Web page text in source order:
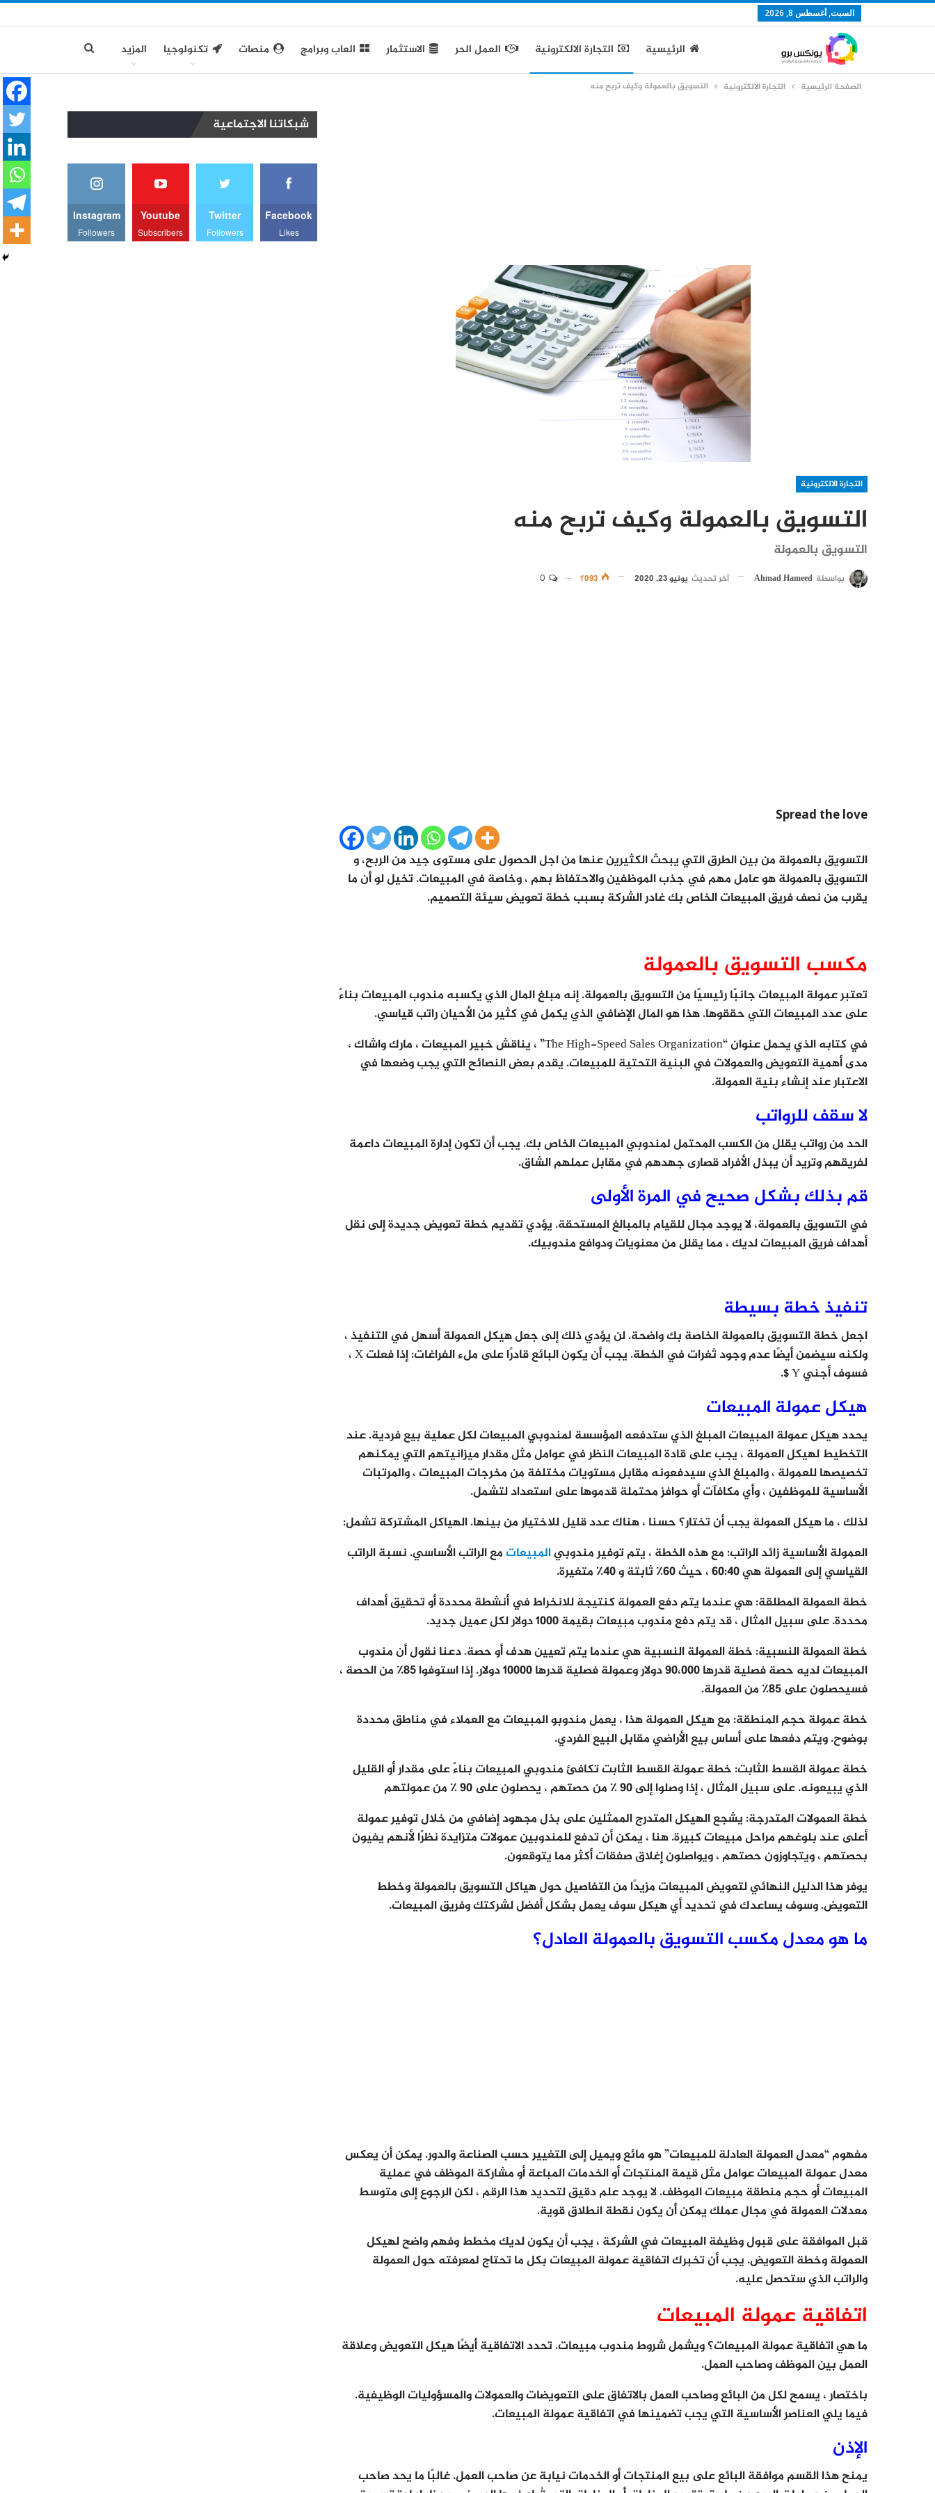
السبت, أغسطس 8, 2026
الرئيسية التجارة الالكترونية العمل الحر الاستثمار العاب وبرامج منصات تكنولوجيا المزيد
الصفحة الرئيسية التجارة الالكترونية التسويق بالعمولة وكيف تربح منه
التجارة الالكترونية
التسويق بالعمولة وكيف تربح منه
التسويق بالعمولة
بواسطة Ahmad Hameed آخر تحديث يونيو 23, 2020
Spread the love
التسويق بالعمولة من بين الطرق التي يبحث الكثيرين عنها من اجل الحصول على مستوى جيد من الربح، و
التسويق بالعمولة هو عامل مهم في جذب الموظفين والاحتفاظ بهم ، وخاصة في المبيعات. تخيل لو أن ما
يقرب من نصف فريق المبيعات الخاص بك غادر الشركة بسبب خطة تعويض سيئة التصميم.
مكسب التسويق بالعمولة
تعتبر عمولة المبيعات جانبًا رئيسيًا من التسويق بالعمولة. إنه مبلغ المال الذي يكسبه مندوب المبيعات بناءً
على عدد المبيعات التي حققوها. هذا هو المال الإضافي الذي يكمل في كثير من الأحيان راتب قياسي.
في كتابه الذي يحمل عنوان “The High-Speed ​​Sales Organization” ، يناقش خبير المبيعات ، مارك واشاك ،
مدى أهمية التعويض والعمولات في البنية التحتية للمبيعات. يقدم بعض النصائح التي يجب وضعها في
الاعتبار عند إنشاء بنية العمولة.
لا سقف للرواتب
الحد من رواتب يقلل من الكسب المحتمل لمندوبي المبيعات الخاص بك. يجب أن تكون إدارة المبيعات داعمة
لفريقهم وتريد أن يبذل الأفراد قصارى جهدهم في مقابل عملهم الشاق.
قم بذلك بشكل صحيح في المرة الأولى
في التسويق بالعمولة، لا يوجد مجال للقيام بالمبالغ المستحقة. يؤدي تقديم خطة تعويض جديدة إلى نقل
أهداف فريق المبيعات لديك ، مما يقلل من معنويات ودوافع مندوبيك.
تنفيذ خطة بسيطة
اجعل خطة التسويق بالعمولة الخاصة بك واضحة. لن يؤدي ذلك إلى جعل هيكل العمولة أسهل في التنفيذ ،
ولكنه سيضمن أيضًا عدم وجود ثغرات في الخطة. يجب أن يكون البائع قادرًا على ملء الفراغات: إذا فعلت X ،
فسوف أجني Y $.
هيكل عمولة المبيعات
يحدد هيكل عمولة المبيعات المبلغ الذي ستدفعه المؤسسة لمندوبي المبيعات لكل عملية بيع فردية. عند
التخطيط لهيكل العمولة ، يجب على قادة المبيعات النظر في عوامل مثل مقدار ميزانيتهم ​​التي يمكنهم
تخصيصها للعمولة ، والمبلغ الذي سيدفعونه مقابل مستويات مختلفة من مخرجات المبيعات ، والمرتبات
الأساسية للموظفين ، وأي مكافآت أو حوافز محتملة قدموها على استعداد لتشمل.
لذلك ، ما هيكل العمولة يجب أن تختار؟ حسنا ، هناك عدد قليل للاختيار من بينها. الهياكل المشتركة تشمل:
العمولة الأساسية زائد الراتب: مع هذه الخطة ، يتم توفير مندوبيالمبيعاتمع الراتب الأساسي. نسبة الراتب
القياسي إلى العمولة هي 60:40 ، حيث 60٪ ثابتة و 40٪ متغيرة.
خطة العمولة المطلقة: هي عندما يتم دفع العمولة كنتيجة للانخراط في أنشطة محددة أو تحقيق أهداف
محددة. على سبيل المثال ، قد يتم دفع مندوب مبيعات بقيمة 1000 دولار لكل عميل جديد.
خطة العمولة النسبية: خطة العمولة النسبية هي عندما يتم تعيين هدف أو حصة. دعنا نقول أن مندوب
المبيعات لديه حصة فصلية قدرها 90،000 دولار وعمولة فصلية قدرها 10000 دولار. إذا استوفوا 85٪ من الحصة ،
فسيحصلون على 85٪ من العمولة.
خطة عمولة حجم المنطقة: مع هيكل العمولة هذا ، يعمل مندوبو المبيعات مع العملاء في مناطق محددة
بوضوح. ويتم دفعها على أساس بيع الأراضي مقابل البيع الفردي.
خطة عمولة القسط الثابت: خطة عمولة القسط الثابت تكافئ مندوبي المبيعات بناءً على مقدار أو القليل
الذي يبيعونه. على سبيل المثال ، إذا وصلوا إلى 90 ٪ من حصتهم ، يحصلون على 90 ٪ من عمولتهم
خطة العمولات المتدرجة: يشجع الهيكل المتدرج الممثلين على بذل مجهود إضافي من خلال توفير عمولة
أعلى عند بلوغهم مراحل مبيعات كبيرة. هنا ، يمكن أن تدفع للمندوبين عمولات متزايدة نظرًا لأنهم يفيون
بحصتهم ، ويتجاوزون حصتهم ، ويواصلون إغلاق صفقات أكثر مما يتوقعون.
يوفر هذا الدليل النهائي لتعويض المبيعات مزيدًا من التفاصيل حول هياكل التسويق بالعمولة وخطط
التعويض. وسوف يساعدك في تحديد أي هيكل سوف يعمل بشكل أفضل لشركتك وفريق المبيعات.
ما هو معدل مكسب التسويق بالعمولة العادل؟
مفهوم “معدل العمولة العادلة للمبيعات” هو مائع ويميل إلى التغيير حسب الصناعة والدور. يمكن أن يعكس
معدل عمولة المبيعات عوامل مثل قيمة المنتجات أو الخدمات المباعة أو مشاركة الموظف في عملية
المبيعات أو حجم منطقة مبيعات الموظف. لا يوجد علم دقيق لتحديد هذا الرقم ، لكن الرجوع إلى متوسط ​​
معدلات العمولة في مجال عملك يمكن أن يكون نقطة انطلاق قوية.
قبل الموافقة على قبول وظيفة المبيعات في الشركة ، يجب أن يكون لديك مخطط وفهم واضح لهيكل
العمولة وخطة التعويض. يجب أن تخبرك اتفاقية عمولة المبيعات بكل ما تحتاج لمعرفته حول العمولة
والراتب الذي ستحصل عليه.
اتفاقية عمولة المبيعات
ما هي اتفاقية عمولة المبيعات؟ ويشمل شروط مندوب مبيعات. تحدد الاتفاقية أيضًا هيكل التعويض وعلاقة
العمل بين الموظف وصاحب العمل.
باختصار ، يسمح لكل من البائع وصاحب العمل بالاتفاق على التعويضات والعمولات والمسؤوليات الوظيفية.
فيما يلي العناصر الأساسية التي يجب تضمينها في اتفاقية عمولة المبيعات.
الإذن
يمنح هذا القسم موافقة البائع على بيع المنتجات أو الخدمات نيابة عن صاحب العمل. غالبًا ما يحد صاحب
شبكاتنا الاجتماعية
Facebook
Likes
Twitter
Followers
Youtube
Subscribers
Instagram
Followers